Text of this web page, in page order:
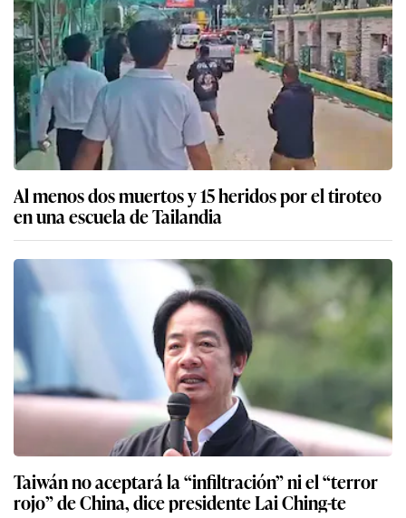
Al menos dos muertos y 15 heridos por el tiroteo
en una escuela de Tailandia
Taiwán no aceptará la “infiltración” ni el “terror
rojo” de China, dice presidente Lai Ching-te